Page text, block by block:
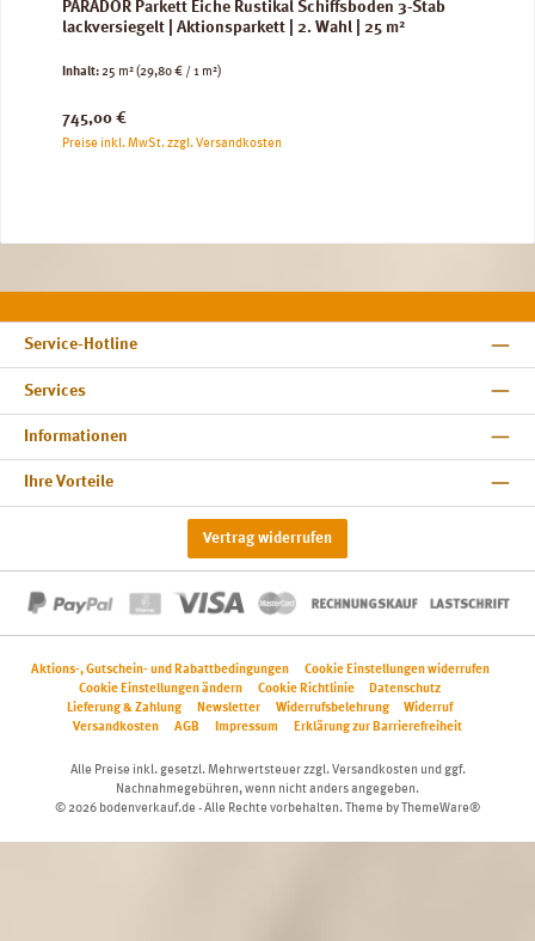
PARADOR Parkett Eiche Rustikal Schiffsboden 3-Stab
lackversiegelt | Aktionsparkett | 2. Wahl | 25 m²
Inhalt:25 m²(29,80 € / 1 m²)
Regulärer Preis:
745,00 €
Preise inkl. MwSt. zzgl. Versandkosten
Service-Hotline
Services
Informationen
Ihre Vorteile
Vertrag widerrufen
Aktions-, Gutschein- und Rabattbedingungen
Cookie Einstellungen widerrufen
Cookie Einstellungen ändern
Cookie Richtlinie
Datenschutz
Lieferung & Zahlung
Newsletter Widerrufsbelehrung
Widerruf
Versandkosten
AGB Impressum Erklärung zur Barrierefreiheit
Alle Preise inkl. gesetzl. Mehrwertsteuer zzgl.Versandkosten und ggf.
Nachnahmegebühren, wenn nicht anders angegeben.
© 2026 bodenverkauf.de - Alle Rechte vorbehalten. Theme byThemeWare®